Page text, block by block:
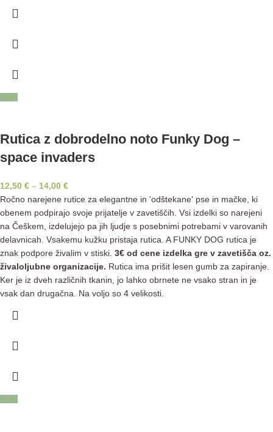
Novo
Rutica z dobrodelno noto Funky Dog –
space invaders
12,50 € – 14,00 €
Ročno narejene rutice za elegantne in 'odštekane' pse in mačke, ki
obenem podpirajo svoje prijatelje v zavetiščih. Vsi izdelki so narejeni
na Češkem, izdelujejo pa jih ljudje s posebnimi potrebami v varovanih
delavnicah. Vsakemu kužku pristaja rutica. A FUNKY DOG rutica je
znak podpore živalim v stiski. 3€ od cene izdelka gre v zavetišča oz.
živaloljubne organizacije. Rutica ima prišit lesen gumb za zapiranje.
Ker je iz dveh različnih tkanin, jo lahko obrnete ne vsako stran in je
vsak dan drugačna. Na voljo so 4 velikosti.
Novo